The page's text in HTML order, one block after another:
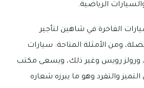
الرياضية.
الفاخرة في شاهين لتأجير
ومن الأمثلة المتاحة: سيارات
ورولز رويس وغير ذلك، ويسعى مكتب
والتفرد وهو ما يبرزه شعاره